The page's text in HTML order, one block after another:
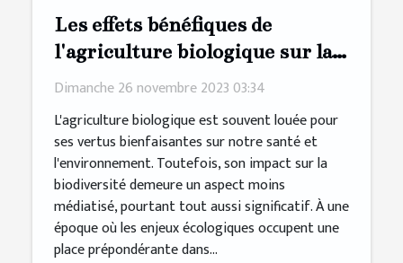
Les effets bénéfiques de
l'agriculture biologique sur la
préservation de la biodiversité
Dimanche 26 novembre 2023 03:34
L'agriculture biologique est souvent louée pour
ses vertus bienfaisantes sur notre santé et
l'environnement. Toutefois, son impact sur la
biodiversité demeure un aspect moins
médiatisé, pourtant tout aussi significatif. À une
époque où les enjeux écologiques occupent une
place prépondérante dans...